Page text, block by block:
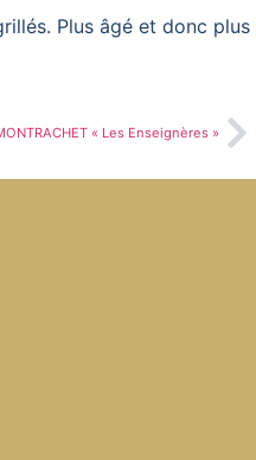
Plus âgé et donc plus
« Les Enseignères »